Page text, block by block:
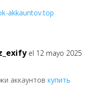
akkauntov.top
el 12 mayo 2025
аккаунтов купить